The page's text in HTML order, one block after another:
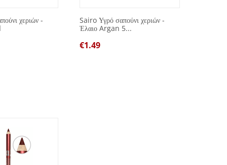
χεριών -
Sairo Υγρό σαπούνι χεριών -
Έλαιο Argan 5...
€1.49